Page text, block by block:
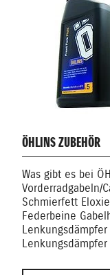
ÖHLINS ZUBEHÖR
Was gibt es bei
Vorderradgabeln/
Schmierfett
Federbeine